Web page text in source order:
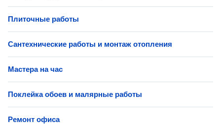
Плиточные работы
Сантехнические работы и монтаж отопления
Мастера на час
Поклейка обоев и малярные работы
Ремонт офиса